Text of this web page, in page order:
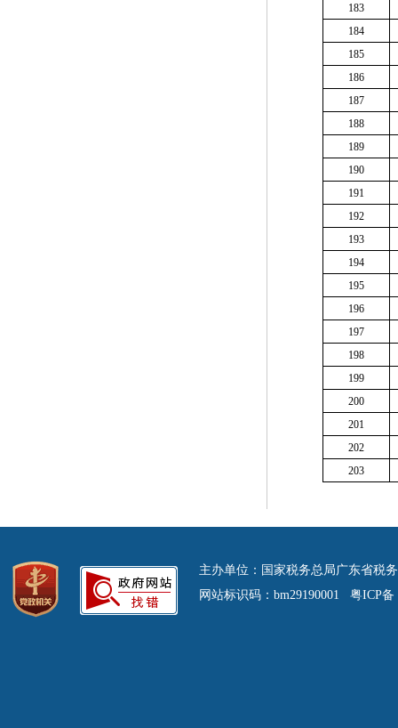
183
184
185
186
187
188
189
190
191
192
193
194
195
196
197
198
199
200
201
202
203
主办单位：国家税务总局广东省税
网站标识码：bm29190001 粤ICP